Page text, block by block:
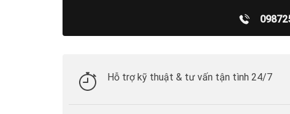
Hỗ trợ kỹ thuật & tư vấn tận tình 24/7